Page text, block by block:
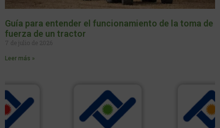
Guía para entender el funcionamiento de la toma de
fuerza de un tractor
7 de julio de 2026
Leer más »